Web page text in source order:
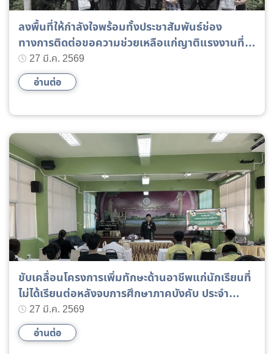
ลงพื้นที่ให้กำลังใจพร้อมทั้งประชาสัมพันธ์ช่อง
ทางการติดต่อขอความช่วยเหลือแก่ญาติแรงงานที่ไป
ทำงานในตะวันออกกลาง พื้นที่อำเภอเมยวดี
27 มี.ค. 2569
อ่านต่อ
ขับเคลื่อนโครงการเพิ่มทักษะด้านอาชีพแก่นักเรียนที่
ไม่ได้เรียนต่อหลังจบการศึกษาภาคบังคับ ประจำ
ปีงบประมาณ พ.ศ. 2569
27 มี.ค. 2569
อ่านต่อ